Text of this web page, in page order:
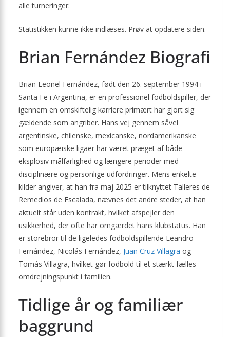
alle turneringer:
Statistikken kunne ikke indlæses. Prøv at opdatere siden.
Brian Fernández Biografi
Brian Leonel Fernández, født den 26. september 1994 i
Santa Fe i Argentina, er en professionel fodboldspiller, der
igennem en omskiftelig karriere primært har gjort sig
gældende som angriber. Hans vej gennem såvel
argentinske, chilenske, mexicanske, nordamerikanske
som europæiske ligaer har været præget af både
eksplosiv målfarlighed og længere perioder med
disciplinære og personlige udfordringer. Mens enkelte
kilder angiver, at han fra maj 2025 er tilknyttet Talleres de
Remedios de Escalada, nævnes det andre steder, at han
aktuelt står uden kontrakt, hvilket afspejler den
usikkerhed, der ofte har omgærdet hans klubstatus. Han
er storebror til de ligeledes fodboldspillende Leandro
Fernández, Nicolás Fernández, Juan Cruz Villagra og
Tomás Villagra, hvilket gør fodbold til et stærkt fælles
omdrejningspunkt i familien.
Tidlige år og familiær
baggrund